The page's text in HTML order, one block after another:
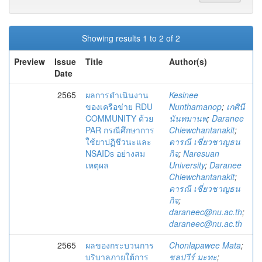
Showing results 1 to 2 of 2
Preview
Issue
Date
Title Author(s)
2565
ผลการดำเนินงาน
ของเครือข่าย RDU
COMMUNITY ด้วย
PAR กรณีศึกษาการ
ใช้ยาปฏิชีวนะและ
NSAIDs อย่างสม
เหตุผล
Kesinee
Nunthamanop; เกศินี
นันทมานพ; Daranee
Chiewchantanakit;
ดารณี เชี่ยวชาญธน
กิจ; Naresuan
University; Daranee
Chiewchantanakit;
ดารณี เชี่ยวชาญธน
กิจ;
daraneec@nu.ac.th;
daraneec@nu.ac.th
2565
ผลของกระบวนการ
บริบาลภายใต้การ
Chonlapawee Mata;
ชลปวีร์ มะทะ;